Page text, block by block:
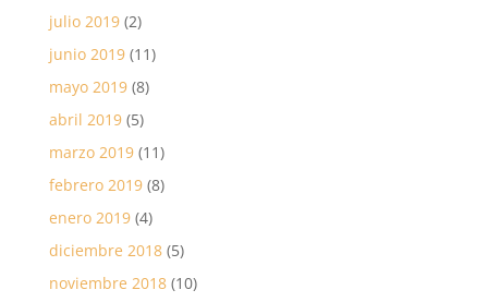
julio 2019(2)
junio 2019(11)
mayo 2019(8)
abril 2019(5)
marzo 2019(11)
febrero 2019(8)
enero 2019(4)
diciembre 2018(5)
noviembre 2018(10)